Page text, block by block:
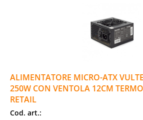
ALIMENTATORE MICRO-ATX
250W CON VENTOLA 12CM
RETAIL
Cod. art.: